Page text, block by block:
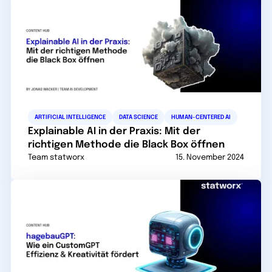
ARTIFICIAL INTELLIGENCE DATA SCIENCE HUMAN-CENTERED AI
Explainable AI in der Praxis: Mit der
richtigen Methode die Black Box öffnen
Team statworx 15. November 2024